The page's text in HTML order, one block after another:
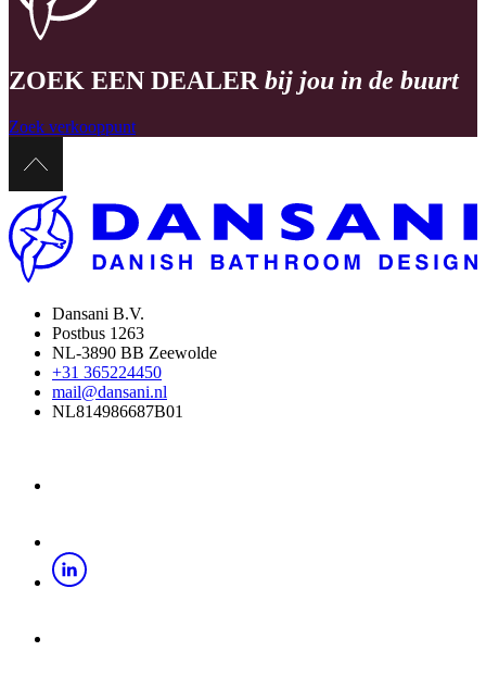
ZOEK EEN DEALER bij jou in de buurt
Zoek verkooppunt
Dansani B.V.
Postbus 1263
NL-3890 BB Zeewolde
+31 365224450
mail@dansani.nl
NL814986687B01